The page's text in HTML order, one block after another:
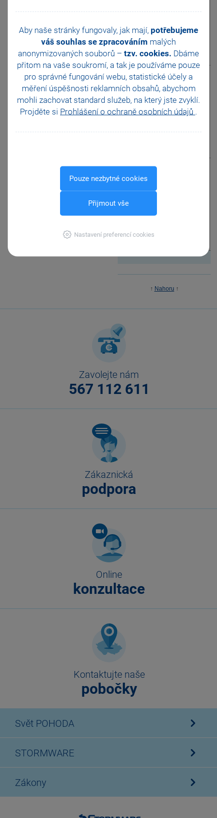
Aby naše stránky fungovaly, jak mají, potřebujeme
váš souhlas se zpracováním malých
anonymizovaných souborů – tzv. cookies. Dbáme
přitom na vaše soukromí, a tak je používáme pouze
pro správné fungování webu, statistické účely a
měření úspěšnosti reklamních obsahů, abychom
mohli zachovat standard služeb, na který jste zvyklí.
Projděte si Prohlášení o ochraně osobních údajů .
Pouze nezbytné cookies
Přijmout vše
Nastavení preferencí cookies
otázka
Proč se mi u daně
darovací a daně
dědické
nespočetla výše daně,
kterou budu platit?
otázka
Nyní v něm však
potřebuji provést úpravu. Je
↑ Nahoru ↑
Zavolejte nám
567 112 611
Zákaznická
podpora
Online
konzultace
Kontaktujte naše
pobočky
Svět POHODA
STORMWARE
Zákony